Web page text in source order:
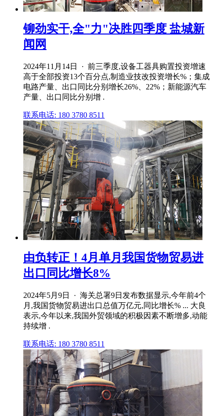
铆劲实干,全"力"决胜四季度 盐城新
闻网
2024年11月14日 · 前三季度,设备工器具购置投资增速
高于全部投资13个百分点,制造业技改投资增长%；集成
电路产量、出口同比分别增长26%、22%；新能源汽车
产量、出口同比分别增 .
联系电话: 180 3780 8511
由负转正！4月单月我国货物贸易进
出口同比增长8%
2024年5月9日 · 海关总署9日发布数据显示,今年前4个
月,我国货物贸易进出口总值万亿元,同比增长% ... 大良
表示,今年以来,我国外贸领域的积极因素不断增多,动能
持续增 .
联系电话: 180 3780 8511